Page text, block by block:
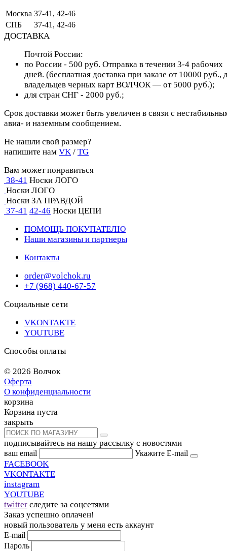
Москва 37-41, 42-46
СПБ
37-41, 42-46
ДОСТАВКА
Почтой России:
по России - 500 руб. Отправка в течении 3-4 рабочих
дней. (бесплатная доставка при заказе от 10000 руб.,
владельцев черных карт ВОЛЧОК — от 5000 руб.);
для cтран СНГ - 2000 руб.;
Срок доставки может быть увеличен в связи с
авиа- и наземным сообщением.
Не нашли свой размер?
напишите нам VK / TG
Вам может понравиться
38-41 Носки ЛОГО
Носки ЛОГО
Носки ЗА ПРАВДОЙ
37-41 42-46 Носки ЦЕПИ
ПОМОЩЬ ПОКУПАТЕЛЮ
Наши магазины и партнеры
Контакты
order@volchok.ru
+7 (968) 440-67-57
Социальные сети
VKONTAKTE
YOUTUBE
Способы оплаты
© 2026 Волчок
Оферта
О конфиденциальности
корзина
Корзина пуста
закрыть
подписывайтесь на нашу рассылку с новостями
ваш email Укажите E-mail
FACEBOOK
VKONTAKTE
instagram
YOUTUBE
twitter следите за соцсетями
Заказ успешно оплачен!
новый пользователь у меня есть аккаунт
E-mail
Пароль